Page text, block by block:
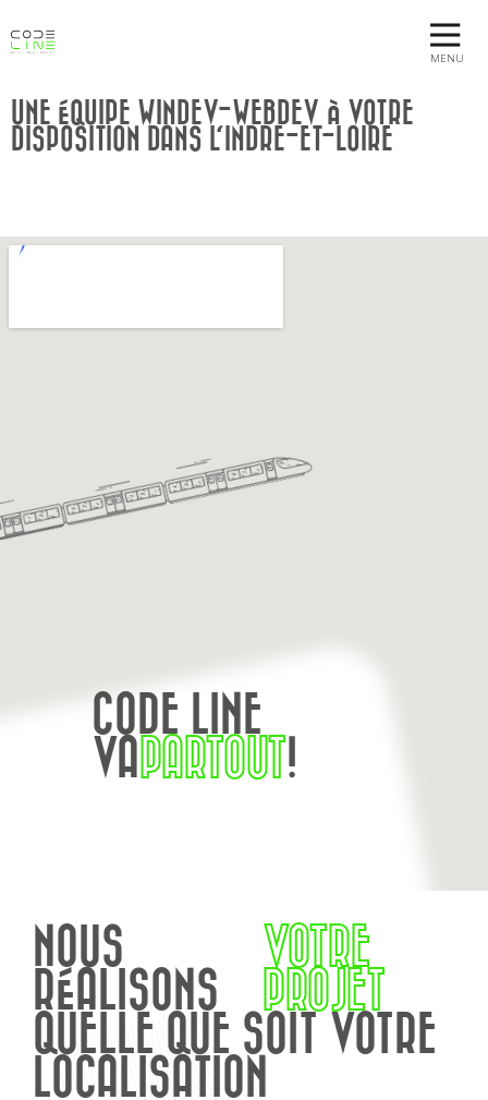
MENU
UNE ÉQUIPE WINDEV-WEBDEV À VOTRE
DISPOSITION DANS L'INDRE-ET-LOIRE
CODE LINE
VAPARTOUT!
NOUS
RÉALISONS
VOTRE
PROJET
QUELLE QUE SOIT VOTRE
LOCALISATION